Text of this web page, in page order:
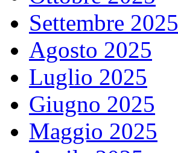
Settembre 2025
Agosto 2025
Luglio 2025
Giugno 2025
Maggio 2025